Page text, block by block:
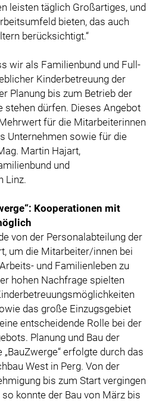
leisten täglich Großartiges, und
bieten, das auch
berücksichtigt.“
wir als Familienbund und Full-
Kinderbetreuung der
Planung bis zum Betrieb der
stehen dürfen. Dieses Angebot
für die Mitarbeiterinnen
Unternehmen sowie für die
Martin Hajart,
und
Linz.
Kooperationen mit
von der Personalabteilung der
um die Mitarbeiter/innen bei
und Familienleben zu
hohen Nachfrage spielten
das große Einzugsgebiet
entscheidende Rolle bei der
Planung und Bau der
erfolgte durch das
West in Perg. Von der
bis zum Start vergingen
konnte der Bau von März bis